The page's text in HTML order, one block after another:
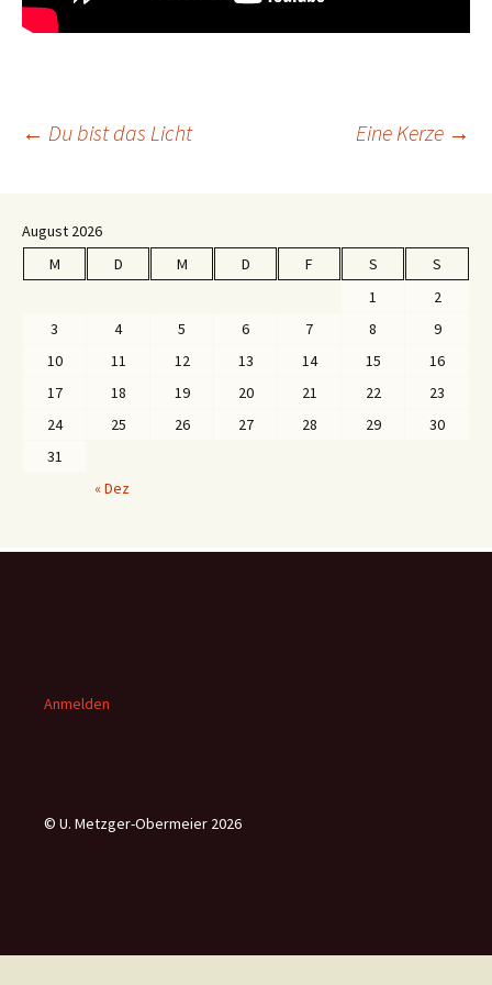
Beitragsnavigation
← Du bist das Licht Eine Kerze →
August 2026
M
D M D F S
S
1
2
3
4 5 6 7 8
9
10
11 12 13 14 15
16
17
18 19 20 21 22
23
24
25 26 27 28 29
30
31
« Dez
Anmelden
© U. Metzger-Obermeier 2026